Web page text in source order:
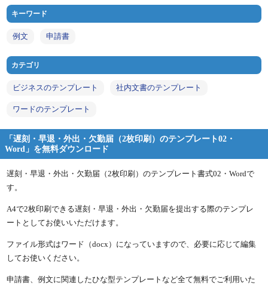
キーワード
例文 申請書
カテゴリ
ビジネスのテンプレート 社内文書のテンプレート
ワードのテンプレート
「遅刻・早退・外出・欠勤届（2枚印刷）のテンプレート02・
Word」を無料ダウンロード
遅刻・早退・外出・欠勤届（2枚印刷）のテンプレート書式02・Wordで
す。
A4で2枚印刷できる遅刻・早退・外出・欠勤届を提出する際のテンプレ
ートとしてお使いいただけます。
ファイル形式はワード（docx）になっていますので、必要に応じて編集
してお使いください。
申請書、例文に関連したひな型テンプレートなど全て無料でご利用いた